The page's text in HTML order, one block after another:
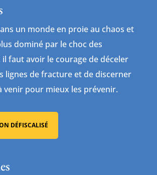
un monde en proie au chaos et
dominé par le choc des
il faut avoir le courage de déceler
lignes de fracture et de discerner
venir pour mieux les prévenir.
DÉFISCALISÉ